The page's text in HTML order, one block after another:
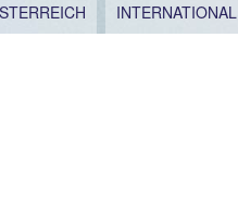
INTERNATIONAL